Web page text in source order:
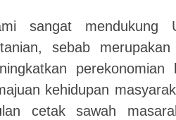
sangat mendukung
sebab
kehidupan
cetak sawah